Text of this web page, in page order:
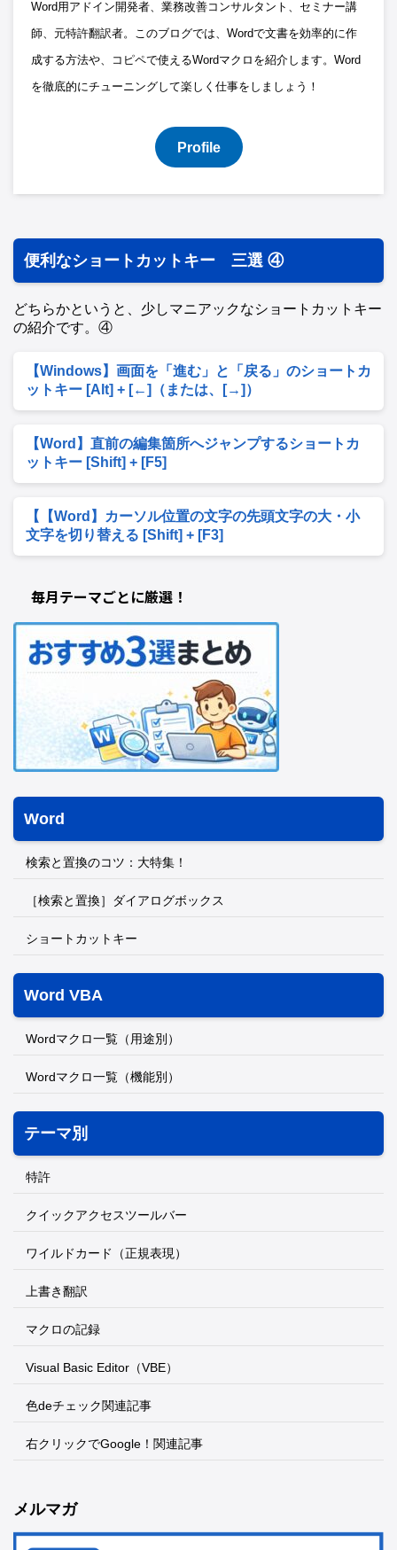
Word用アドイン開発者、業務改善コンサルタント、セミナー講
師、元特許翻訳者。このブログでは、Wordで文書を効率的に作
成する方法や、コピペで使えるWordマクロを紹介します。Word
を徹底的にチューニングして楽しく仕事をしましょう！
Profile
便利なショートカットキー 三選 ④
どちらかというと、少しマニアックなショートカットキー
の紹介です。④
【Windows】画面を「進む」と「戻る」のショートカ
ットキー [Alt] + [←]（または、[→]）
【Word】直前の編集箇所へジャンプするショートカ
ットキー [Shift] + [F5]
【【Word】カーソル位置の文字の先頭文字の大・小
文字を切り替える [Shift] + [F3]
毎月テーマごとに厳選！
Word
検索と置換のコツ：大特集！
［検索と置換］ダイアログボックス
ショートカットキー
Word VBA
Wordマクロ一覧（用途別）
Wordマクロ一覧（機能別）
テーマ別
特許
クイックアクセスツールバー
ワイルドカード（正規表現）
上書き翻訳
マクロの記録
Visual Basic Editor（VBE）
色deチェック関連記事
右クリックでGoogle！関連記事
メルマガ